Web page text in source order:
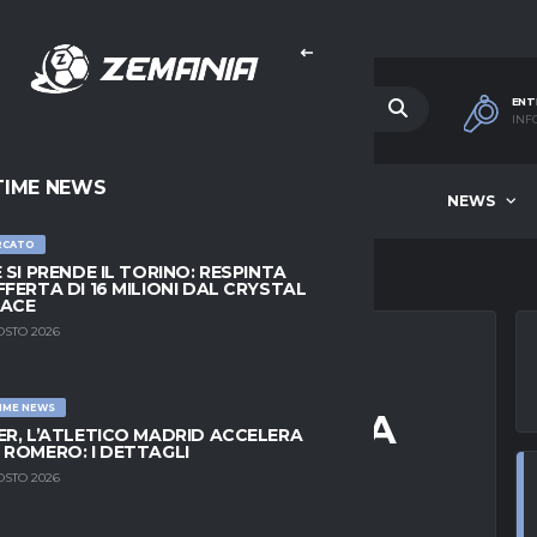
NEWS
NEWS
SI PRENDE IL TORINO: RESPINTA
DI 16 MILIONI DAL CRYSTAL
2026
NEWS
L’ATLETICO MADRID ACCELERA
ROMERO: I DETTAGLI
2026
“BERARDI È UNA
CAMPIONE”